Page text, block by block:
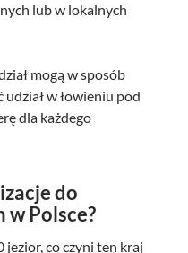
lub w lokalnych
mogą w sposób
w łowieniu pod
dla każdego
do
w Polsce?
jezior, co czyni ten kraj